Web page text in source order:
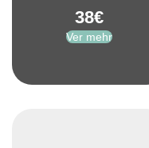
38€
Ver mehr